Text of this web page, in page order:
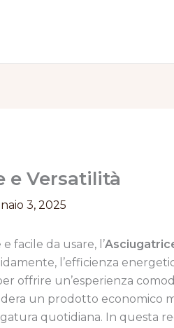
e Versatilità
3, 2025
facile da usare, l’
l’efficienza
offrire un’esperienza
un prodotto economico
quotidiana. In questa